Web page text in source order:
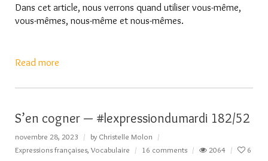
Dans cet article, nous verrons quand utiliser vous-même,
vous-mêmes, nous-même et nous-mêmes.
Read more
S’en cogner — #lexpressiondumardi 182/52
novembre 28, 2023 by Christelle Molon
Expressions françaises, Vocabulaire 16 comments 2064 6